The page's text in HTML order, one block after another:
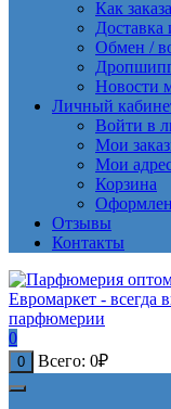
Как
Доставка
Обмен /
Новости
Личный
Войти в
Мои
Мои
Корзина
Отзывы
Контакты
0
0 Всего: 0₽